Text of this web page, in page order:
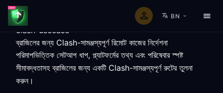
BN
clash-usecase
ব্রাজিলের জন্য Clash-সামঞ্জস্যপূর্ণ রিমোট কাজের নির্দেশনা
পরিমাপভিত্তিক সেটআপ ধাপ, প্ল্যাটফর্মের তথ্য এবং পরিষেবার স্পষ্ট
সীমাবদ্ধতাসহ ব্রাজিলের জন্য একটি Clash-সামঞ্জস্যপূর্ণ রুটের তুলনা
করুন।